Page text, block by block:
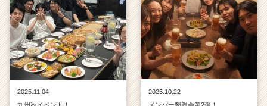
2025.11.04
2025.10.22